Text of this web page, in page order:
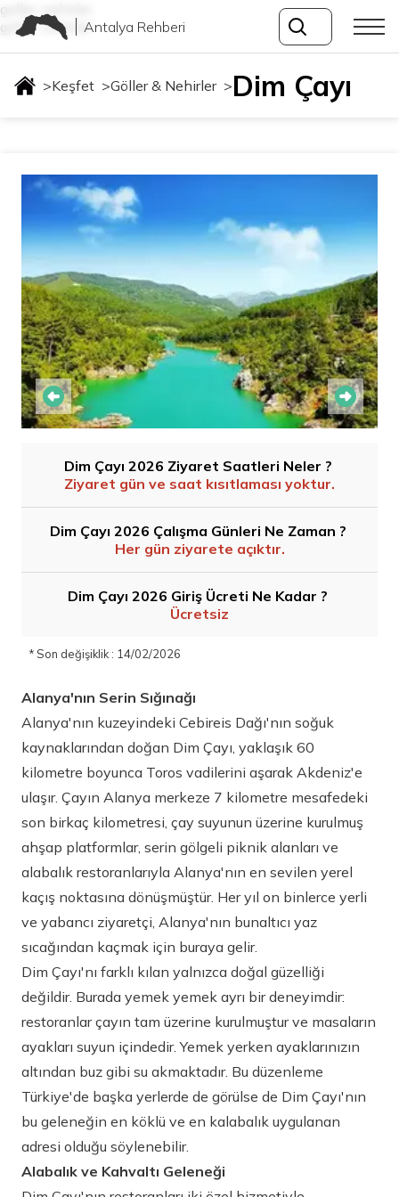
goller-nehirler
goller-nehirlerAntalya Rehberi
>Keşfet >Göller & Nehirler >Dim Çayı
Dim Çayı 2026 Ziyaret Saatleri Neler ?
Ziyaret gün ve saat kısıtlaması yoktur.
Dim Çayı 2026 Çalışma Günleri Ne Zaman ?
Her gün ziyarete açıktır.
Dim Çayı 2026 Giriş Ücreti Ne Kadar ?
Ücretsiz
* Son değişiklik : 14/02/2026
Alanya'nın Serin Sığınağı
Alanya'nın kuzeyindeki Cebireis Dağı'nın soğuk
kaynaklarından doğan Dim Çayı, yaklaşık 60
kilometre boyunca Toros vadilerini aşarak Akdeniz'e
ulaşır. Çayın Alanya merkeze 7 kilometre mesafedeki
son birkaç kilometresi, çay suyunun üzerine kurulmuş
ahşap platformlar, serin gölgeli piknik alanları ve
alabalık restoranlarıyla Alanya'nın en sevilen yerel
kaçış noktasına dönüşmüştür. Her yıl on binlerce yerli
ve yabancı ziyaretçi, Alanya'nın bunaltıcı yaz
sıcağından kaçmak için buraya gelir.
Dim Çayı'nı farklı kılan yalnızca doğal güzelliği
değildir. Burada yemek yemek ayrı bir deneyimdir:
restoranlar çayın tam üzerine kurulmuştur ve masaların
ayakları suyun içindedir. Yemek yerken ayaklarınızın
altından buz gibi su akmaktadır. Bu düzenleme
Türkiye'de başka yerlerde de görülse de Dim Çayı'nın
bu geleneğin en köklü ve en kalabalık uygulanan
adresi olduğu söylenebilir.
Alabalık ve Kahvaltı Geleneği